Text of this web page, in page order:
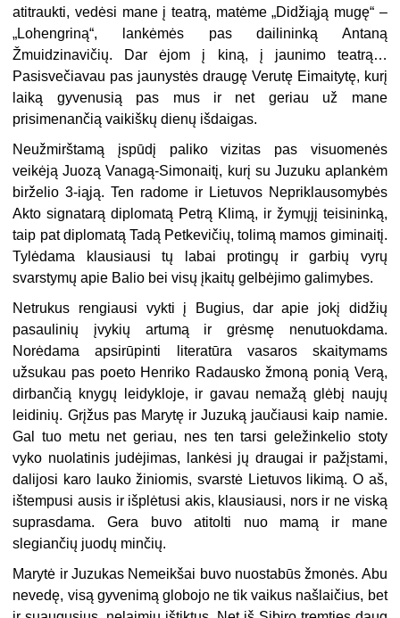
atitraukti, vedėsi mane į teatrą, matėme „Didžiąją mugę“ –
„Lohengriną“, lankėmės pas dailininką Antaną
Žmuidzinavičių. Dar ėjom į kiną, į jaunimo teatrą…
Pasisvečiavau pas jaunystės draugę Verutę Eimaitytę, kurį
laiką gyvenusią pas mus ir net geriau už mane
prisimenančią vaikiškų dienų išdaigas.
Neužmirštamą įspūdį paliko vizitas pas visuomenės
veikėją Juozą Vanagą-Simonaitį, kurį su Juzuku aplankėm
birželio 3-iąją. Ten radome ir Lietuvos Nepriklausomybės
Akto signatarą diplomatą Petrą Klimą, ir žymųjį teisininką,
taip pat diplomatą Tadą Petkevičių, tolimą mamos giminaitį.
Tylėdama klausiausi tų labai protingų ir garbių vyrų
svarstymų apie Balio bei visų įkaitų gelbėjimo galimybes.
Netrukus rengiausi vykti į Bugius, dar apie jokį didžių
pasaulinių įvykių artumą ir grėsmę nenutuokdama.
Norėdama apsirūpinti literatūra vasaros skaitymams
užsukau pas poeto Henriko Radausko žmoną ponią Verą,
dirbančią knygų leidykloje, ir gavau nemažą glėbį naujų
leidinių. Grįžus pas Marytę ir Juzuką jaučiausi kaip namie.
Gal tuo metu net geriau, nes ten tarsi geležinkelio stoty
vyko nuolatinis judėjimas, lankėsi jų draugai ir pažįstami,
dalijosi karo lauko žiniomis, svarstė Lietuvos likimą. O aš,
ištempusi ausis ir išplėtusi akis, klausiausi, nors ir ne viską
suprasdama. Gera buvo atitolti nuo mamą ir mane
slegiančių juodų minčių.
Marytė ir Juzukas Nemeikšai buvo nuostabūs žmonės. Abu
nevedę, visą gyvenimą globojo ne tik vaikus našlaičius, bet